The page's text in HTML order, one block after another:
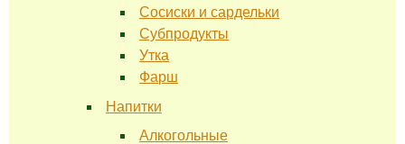
Сосиски и сардельки
Субпродукты
Утка
Фарш
Напитки
Алкогольные